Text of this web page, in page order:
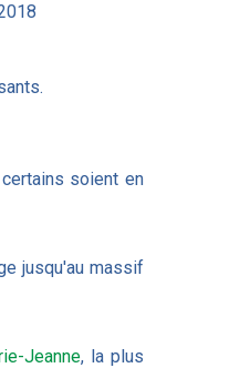
soient en
jusqu'au massif
Jeanne, la plus